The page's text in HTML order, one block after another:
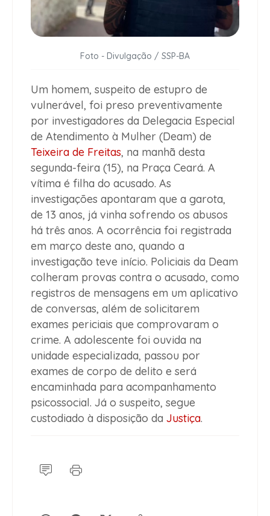
Foto - Divulgação / SSP-BA
Um homem, suspeito de estupro de
vulnerável, foi preso preventivamente
por investigadores da Delegacia Especial
de Atendimento à Mulher (Deam) de
Teixeira de Freitas, na manhã desta
segunda-feira (15), na Praça Ceará. A
vítima é filha do acusado. As
investigações apontaram que a garota,
de 13 anos, já vinha sofrendo os abusos
há três anos. A ocorrência foi registrada
em março deste ano, quando a
investigação teve início. Policiais da Deam
colheram provas contra o acusado, como
registros de mensagens em um aplicativo
de conversas, além de solicitarem
exames periciais que comprovaram o
crime. A adolescente foi ouvida na
unidade especializada, passou por
exames de corpo de delito e será
encaminhada para acompanhamento
psicossocial. Já o suspeito, segue
custodiado à disposição da Justiça.